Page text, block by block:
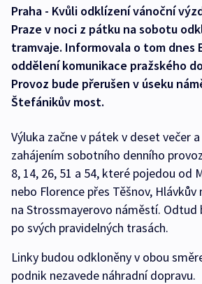
Praha - Kvůli odklízení vánoční
Praze v noci z pátku na sobotu
tramvaje. Informovala o tom dnes
oddělení komunikace pražského
Provoz bude přerušen v úseku
Štefánikův most.
Výluka začne v pátek v deset večer
zahájením sobotního denního
8, 14, 26, 51 a 54, které pojedou od
nebo Florence přes Těšnov,
na Strossmayerovo náměstí.
po svých pravidelných trasách.
Linky budou odkloněny v obou
podnik nezavede náhradní dopravu.